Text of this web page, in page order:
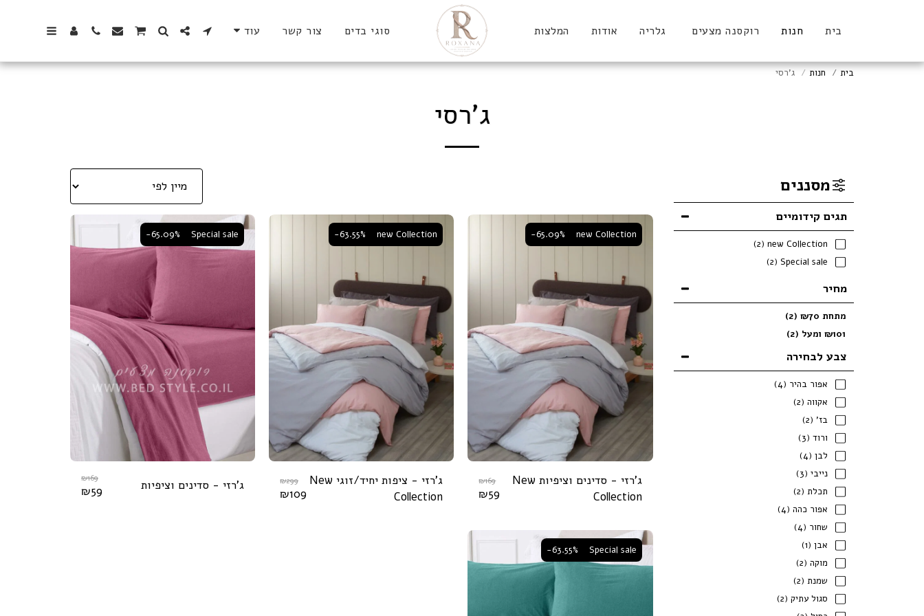
בית חנות רוקסנה מצעים גלריה אודות המלצות סוגי בדים צור קשר עוד
בית חנות ג'רסי
ג'רסי
מסננים
מחיר
מתחת ₪70
(2)
₪101 ומעל (2)
צבע לבחירה
אפור בהיר (4)
אקווה(2)
בז'(2)
ורוד(3)
לבן(4)
נייבי(3)
תכלת(2)
אפור כהה(4)
שחור (4)
אבן(1)
מוקה(2)
שמנת(2)
סגול עתיק(2)
תגים קידומיים
(2)
(2)
new Collection
-65.09%
ג'רזי - סדינים וציפיות New
Collection
₪169
₪59
new Collection
-63.55%
ג'רזי - ציפות יחיד/זוגי New
Collection
₪299
₪109
Special sale
-65.09%
ג'רזי - סדינים וציפיות ₪169
₪59
Special sale
-63.55%